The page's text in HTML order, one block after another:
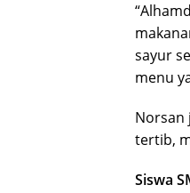
sayur
menu
Norsan
tertib,
Siswa